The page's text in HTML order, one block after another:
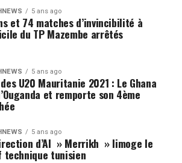
5 ans ago
et 74 matches d’invincibilité à
du TP Mazembe arrêtés
5 ans ago
des U20 Mauritanie 2021 : Le Ghana
et remporte son 4ème
5 ans ago
d’Al » Merrikh » limoge le
technique tunisien